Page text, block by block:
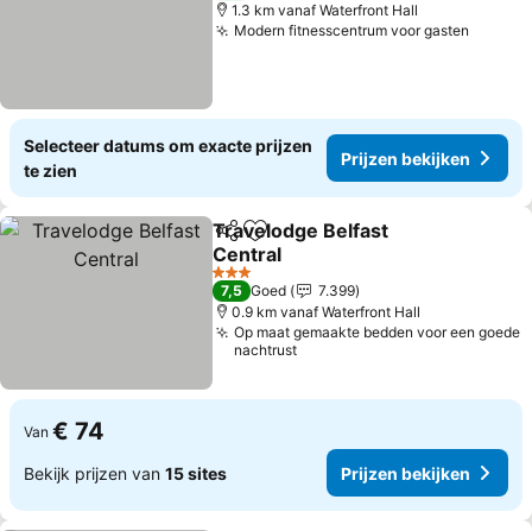
1.3 km vanaf Waterfront Hall
Modern fitnesscentrum voor gasten
Selecteer datums om exacte prijzen
te zien
Prijzen bekijken
DelenToevoegen aan favorieten
Travelodge Belfast
Central
3 Sterren
7,5 Goed
7.399
0.9 km vanaf Waterfront Hall
Op maat gemaakte bedden voor een goede
nachtrust
Van € 74
Bekijk prijzen van 15 sites Prijzen bekijken